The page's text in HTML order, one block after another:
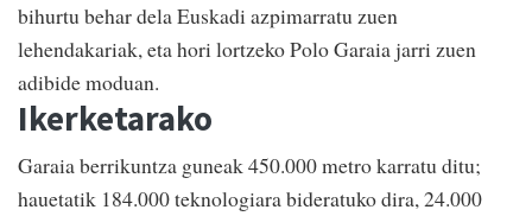
bihurtu behar dela Euskadi azpimarratu zuen
lehendakariak, eta hori lortzeko Polo Garaia jarri zuen
adibide moduan.
Ikerketarako
Garaia berrikuntza guneak 450.000 metro karratu ditu;
hauetatik 184.000 teknologiara bideratuko dira, 24.000